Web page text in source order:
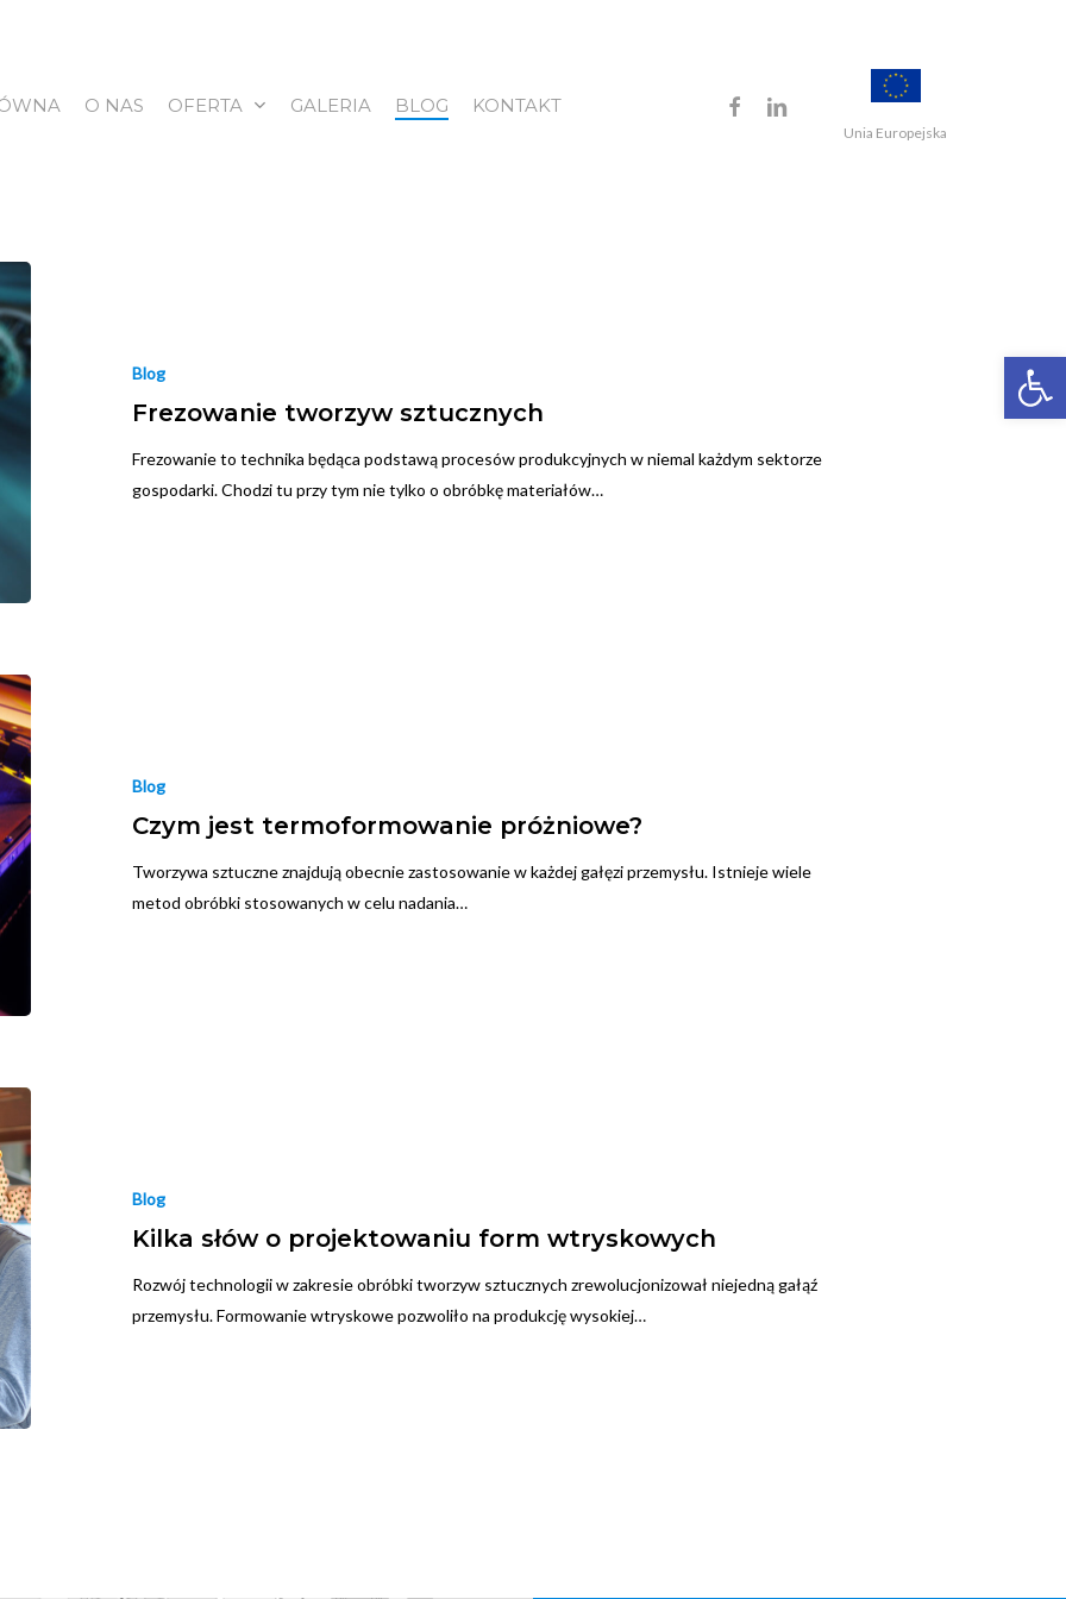
O NAS OFERTA GALERIA BLOG KONTAKT FACEBOOK
LINKEDIN
Unia Europejska
Blog
Frezowanie tworzyw sztucznych
Frezowanie to technika będąca podstawą procesów produkcyjnych w niemal każdym sektorze
gospodarki. Chodzi tu przy tym nie tylko o obróbkę materiałów…
Blog
Czym jest termoformowanie próżniowe?
Tworzywa sztuczne znajdują obecnie zastosowanie w każdej gałęzi przemysłu. Istnieje wiele
metod obróbki stosowanych w celu nadania…
Blog
Kilka słów o projektowaniu form wtryskowych
Rozwój technologii w zakresie obróbki tworzyw sztucznych zrewolucjonizował niejedną gałąź
przemysłu. Formowanie wtryskowe pozwoliło na produkcję wysokiej…